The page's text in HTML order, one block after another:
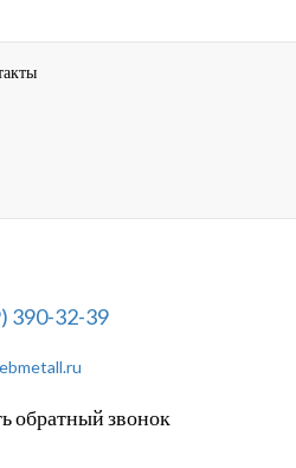
390-32-39
обратный звонок